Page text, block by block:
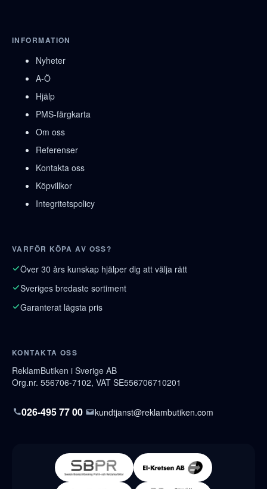
INFORMATION
Nyheter
A-Ö
Hjälp
PMS-färgkarta
Om oss
Referenser
Kontakta oss
Köpvillkor
Integritetspolicy
VARFÖR KÖPA AV OSS?
Över 30 års kunskap hjälper dig att välja rätt
Sveriges bredaste sortiment
Garanterat lägsta pris
KONTAKTA OSS
ReklamButiken i Sverige AB
Org.nr. 556706-7102, VAT SE556706710201
026-495 77 00 kundtjanst@reklambutiken.com